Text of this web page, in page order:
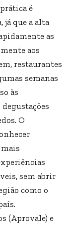
é
já que a alta
as
aos
restaurantes
semanas
às
O
sem abrir
como o
(Aprovale) e